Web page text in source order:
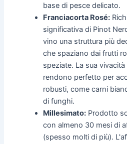
base di pesce delicato.
Franciacorta Rosé:
significativa di Pinot
vino una struttura più
che spaziano dai frutti
speziate. La sua
rendono perfetto per
robusti, come carni
di funghi.
Millesimato: Prodotto
con almeno 30 mesi di
(spesso molti di più).